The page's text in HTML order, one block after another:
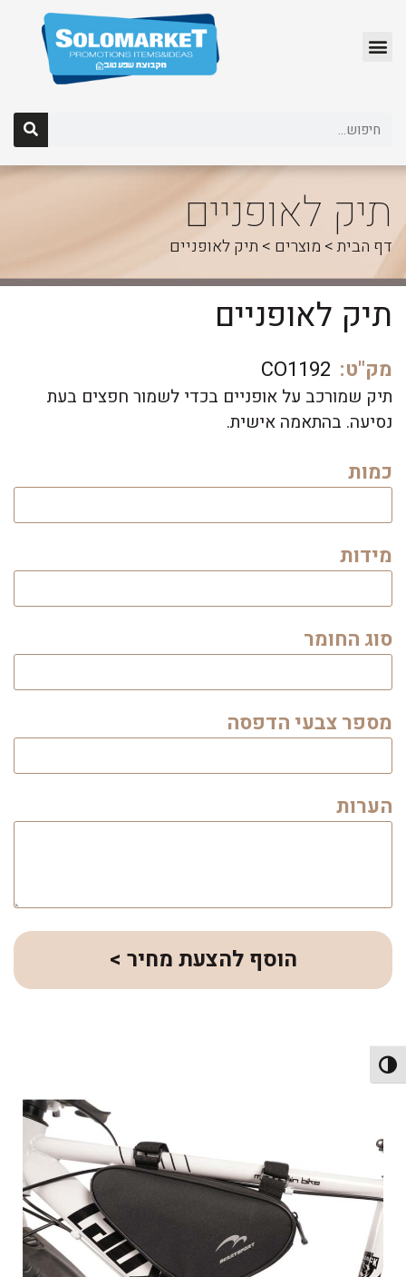
הפעל/כבה ניגודיות גבוהה
תיק לאופניים
דף הבית> מוצרים > תיק לאופניים
תיק לאופניים
מק"ט: CO1192
תיק שמורכב על אופניים בכדי לשמור חפצים בעת
נסיעה. בהתאמה אישית.
כמות
מידות
סוג החומר
מספר צבעי הדפסה
הערות
הוסף להצעת מחיר >